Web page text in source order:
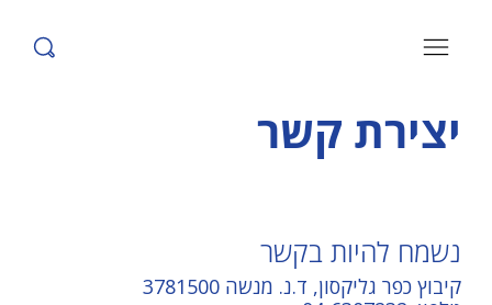
נשמח להיות בקשר
קיבוץ כפר גליקסון, ד.נ. מנשה 3781500
יצירת קשר